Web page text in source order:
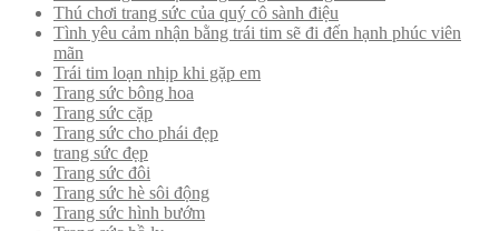
Thú chơi trang sức của quý cô sành điệu
Tình yêu cảm nhận bằng trái tim sẽ đi đến hạnh phúc viên
mãn
Trái tim loạn nhịp khi gặp em
Trang sức bông hoa
Trang sức cặp
Trang sức cho phái đẹp
trang sức đẹp
Trang sức đôi
Trang sức hè sôi động
Trang sức hình bướm